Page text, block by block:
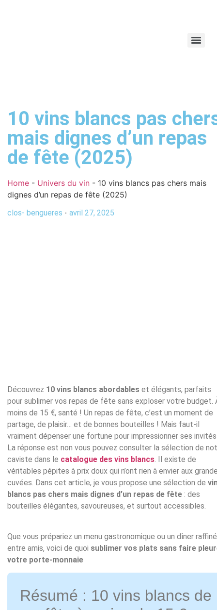
10 vins blancs pas
mais dignes d’un repas
de fête (2025)
Home - Univers du vin - 10 vins blancs pas chers mais
dignes d’un repas de fête (2025)
clos- bengueres avril 27, 2025
Découvrez 10 vins blancs abordables et élégants, parfaits
pour sublimer vos repas de fête sans exploser votre budget.
moins de 15 €, santé ! Un repas de fête, c’est un moment de
partage, de plaisir… et de bonnes bouteilles ! Mais faut-il
vraiment dépenser une fortune pour impressionner ses
La réponse est non vous pouvez consulter la sélection de
caviste dans le catalogue des vins blancs. Il existe de
véritables pépites à prix doux qui n’ont rien à envier aux
cuvées. Dans cet article, je vous propose une sélection de
blancs pas chers mais dignes d’un repas de fête : des
bouteilles élégantes, savoureuses, et surtout accessibles.
Que vous prépariez un menu gastronomique ou un dîner raffiné
entre amis, voici de quoi sublimer vos plats sans faire
votre porte-monnaie
Résumé : 10 vins blancs de